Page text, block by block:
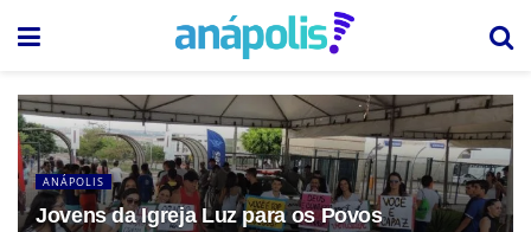
ANÁPOLIS
Jovens da Igreja Luz para os Povos